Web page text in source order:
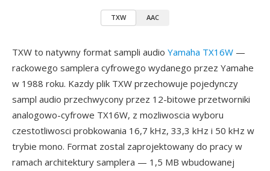
TXW AAC
TXW to natywny format sampli audio Yamaha TX16W —
rackowego samplera cyfrowego wydanego przez Yamahe
w 1988 roku. Kazdy plik TXW przechowuje pojedynczy
sampl audio przechwycony przez 12-bitowe przetworniki
analogowo-cyfrowe TX16W, z mozliwoscia wyboru
czestotliwosci probkowania 16,7 kHz, 33,3 kHz i 50 kHz w
trybie mono. Format zostal zaprojektowany do pracy w
ramach architektury samplera — 1,5 MB wbudowanej